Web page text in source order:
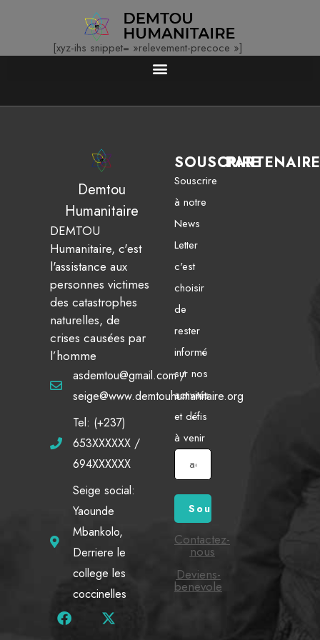
[xyz-ihs snippet= »relevement-precoce »]
Demtou
Humanitaire
DEMTOU
Humanitaire, c'est
l'assistance aux
personnes victimes
des catastrophes
naturelles, de
crises causées par
l’homme
asdemtou@gmail.com /
seige@www.demtouhumanitaire.org
Tel: (+237)
653XXXXXX /
694XXXXXX
Seige social:
Yaounde
Mbankolo,
Derriere le
college les
coccinelles
SOUSCRIRE
Souscrire
à notre
News
Letter
c'est
choisir
de
rester
informé
sur nos
activités
et défis
à venir
Contactez-
nous
Deviens-
benevole